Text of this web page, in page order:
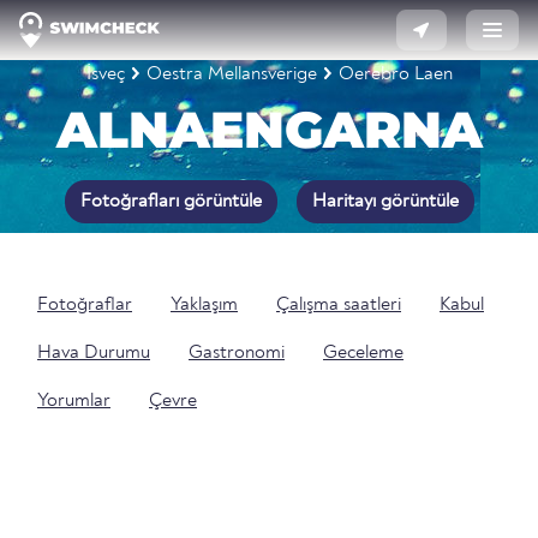
İsveç Oestra Mellansverige Oerebro Laen
ALNAENGARNA
Fotoğrafları görüntüle Haritayı görüntüle
Fotoğraflar Yaklaşım Çalışma saatleri Kabul
Hava Durumu Gastronomi Geceleme
Yorumlar Çevre